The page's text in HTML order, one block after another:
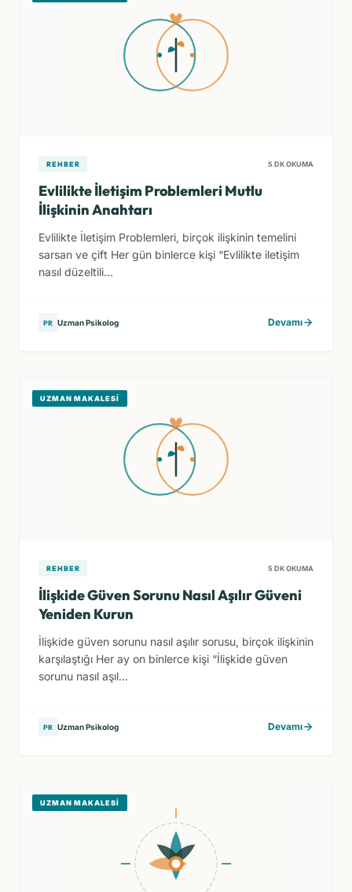
REHBER 5 DK OKUMA
Evlilikte İletişim Problemleri Mutlu
İlişkinin Anahtarı
Evlilikte İletişim Problemleri, birçok ilişkinin temelini
sarsan ve çift Her gün binlerce kişi “Evlilikte iletişim
nasıl düzeltili...
PR Uzman Psikolog Devamı
UZMAN MAKALESI
REHBER 5 DK OKUMA
İlişkide Güven Sorunu Nasıl Aşılır Güveni
Yeniden Kurun
İlişkide güven sorunu nasıl aşılır sorusu, birçok ilişkinin
karşılaştığı Her ay on binlerce kişi “İlişkide güven
sorunu nasıl aşıl...
PR Uzman Psikolog Devamı
UZMAN MAKALESI